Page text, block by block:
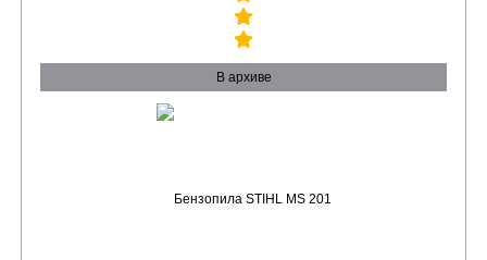
В архиве